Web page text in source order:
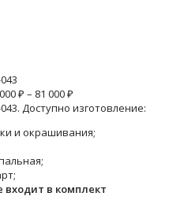
₽ – 81 000 ₽
Доступно изготовление:
и окрашивания;
входит в комплект